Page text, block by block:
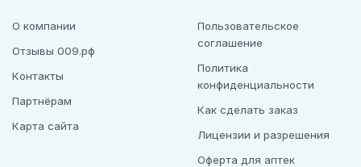
О компании
Отзывы 009.рф
Контакты
Партнёрам
Карта сайта
Пользовательское
соглашение
Политика
конфиденциальности
Как сделать заказ
Лицензии и разрешения
Оферта для аптек